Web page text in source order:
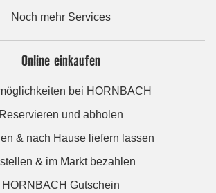
Noch mehr Services
Online einkaufen
bei HORNBACH
Reservieren und abholen
& nach Hause liefern lassen
& im Markt bezahlen
HORNBACH Gutschein